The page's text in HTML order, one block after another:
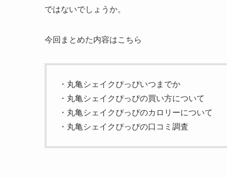
ではないでしょうか。
今回まとめた内容はこちら
・丸亀シェイクぴっぴいつまでか
・丸亀シェイクぴっぴの買い方について
・丸亀シェイクぴっぴのカロリーについて
・丸亀シェイクぴっぴの口コミ調査